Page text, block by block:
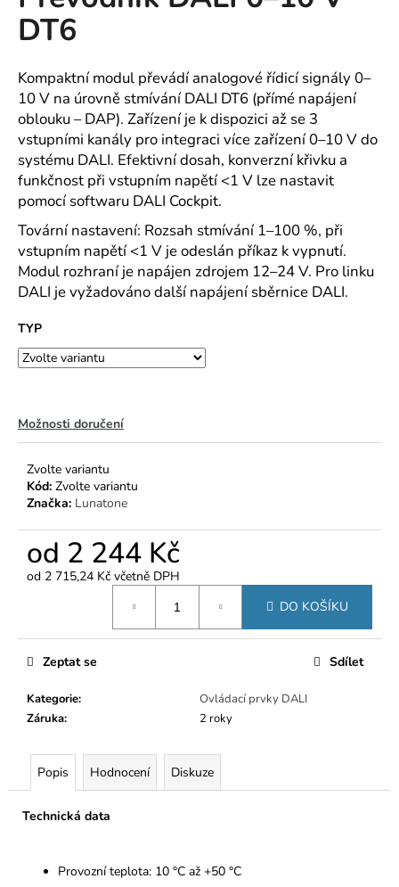
0,0
z
hvězdiček.
DT6
Kompaktní modul převádí analogové řídicí signály 0–
10 V na úrovně stmívání DALI DT6 (přímé napájení
oblouku – DAP). Zařízení je k dispozici až se 3
vstupními kanály pro integraci více zařízení 0–10 V do
systému DALI. Efektivní dosah, konverzní křivku a
funkčnost při vstupním napětí <1 V lze nastavit
pomocí softwaru DALI Cockpit.
Tovární nastavení: Rozsah stmívání 1–100 %, při
vstupním napětí <1 V je odeslán příkaz k vypnutí.
Modul rozhraní je napájen zdrojem 12–24 V. Pro linku
DALI je vyžadováno další napájení sběrnice DALI.
TYP
Možnosti doručení
Zvolte variantu
Kód: Zvolte variantu
Značka: Lunatone
od 2 244 Kč
od 2 715,24 Kč včetně DPH
DO KOŠÍKU
Kategorie:
Ovládací prvky DALI
Záruka: 2 roky
Zeptat se Sdílet
Popis Hodnocení Diskuze
Technická data
Provozní teplota: 10 °C až +50 °C
a
j
í
t
?
HLEDAT
D
o
p
o
r
u
j
e
m
e